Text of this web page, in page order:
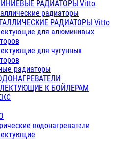
РАДИАТОРЫ Vitto
радиаторы
РАДИАТОРЫ Vitto
для алюминивых
для чугунных
радиаторы
К БОЙЛЕРАМ
водонагреватели